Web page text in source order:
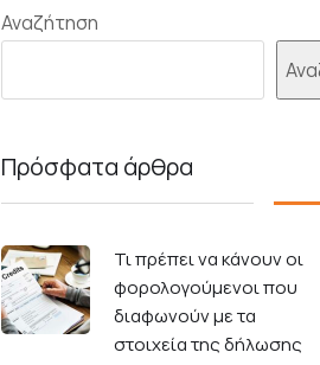
Αναζήτηση
Πρόσφατα άρθρα
Τι πρέπει να κάνουν οι
φορολογούμενοι που
διαφωνούν με τα
στοιχεία της δήλωσης